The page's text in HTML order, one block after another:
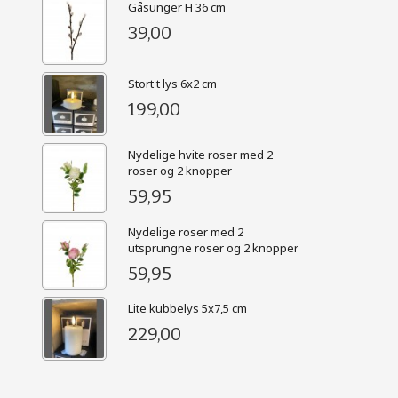
Gåsunger H 36 cm
39,00
Stort t lys 6x2 cm
199,00
Nydelige hvite roser med 2
roser og 2 knopper
59,95
Nydelige roser med 2
utsprungne roser og 2 knopper
59,95
Lite kubbelys 5x7,5 cm
229,00